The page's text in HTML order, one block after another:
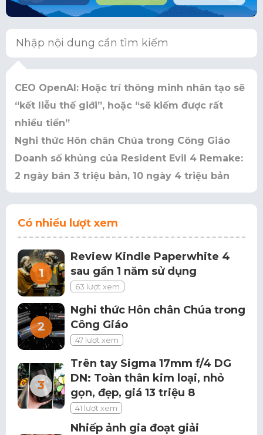
CEO OpenAI: Hoặc trí thông minh nhân tạo sẽ
“kết liễu thế giới”, hoặc “sẽ kiếm được rất
nhiều tiền”
Nghi thức Hôn chân Chúa trong Công Giáo
Doanh số khủng của Resident Evil 4 Remake:
2 ngày bán 3 triệu bản, 10 ngày 4 triệu bản
Có nhiều lượt xem
Review Kindle Paperwhite 4
sau gần 1 năm sử dụng
63 lượt xem
Nghi thức Hôn chân Chúa trong
Công Giáo
47 lượt xem
Trên tay Sigma 17mm f/4 DG
DN: Toàn thân kim loại, nhỏ
gọn, đẹp, giá 13 triệu 8
41 lượt xem
Nhiếp ảnh gia đoạt giải